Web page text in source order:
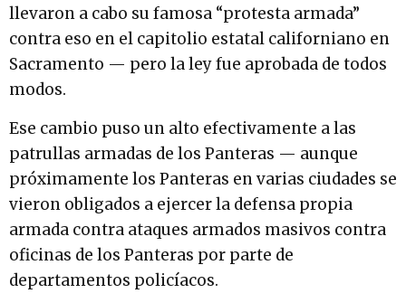
llevaron a cabo su famosa “protesta armada”
contra eso en el capitolio estatal californiano en
Sacramento — pero la ley fue aprobada de todos
modos.
Ese cambio puso un alto efectivamente a las
patrullas armadas de los Panteras — aunque
próximamente los Panteras en varias ciudades se
vieron obligados a ejercer la defensa propia
armada contra ataques armados masivos contra
oficinas de los Panteras por parte de
departamentos policíacos.